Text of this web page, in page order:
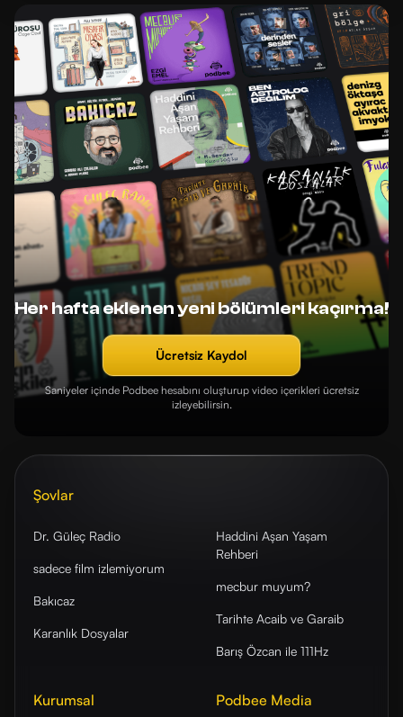
Her hafta eklenen yeni bölümleri kaçırma!
Ücretsiz Kaydol
Saniyeler içinde Podbee hesabını oluşturup video içerikleri ücretsiz
izleyebilirsin.
Şovlar
Dr. Güleç Radio
sadece film izlemiyorum
Bakıcaz
Karanlık Dosyalar
Haddini Aşan Yaşam
Rehberi
mecbur muyum?
Tarihte Acaib ve Garaib
Barış Özcan ile 111Hz
Kurumsal Podbee Media